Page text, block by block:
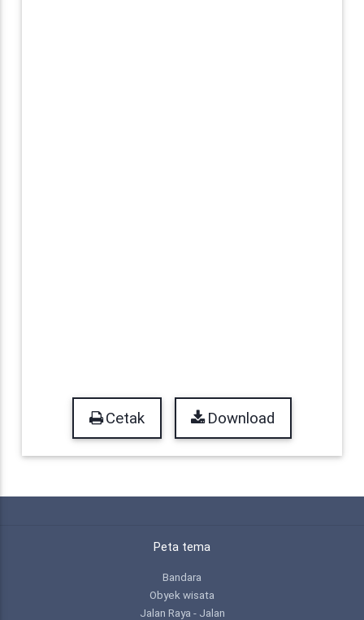
Cetak Download
Peta tema
Bandara
Obyek wisata
Jalan Raya - Jalan